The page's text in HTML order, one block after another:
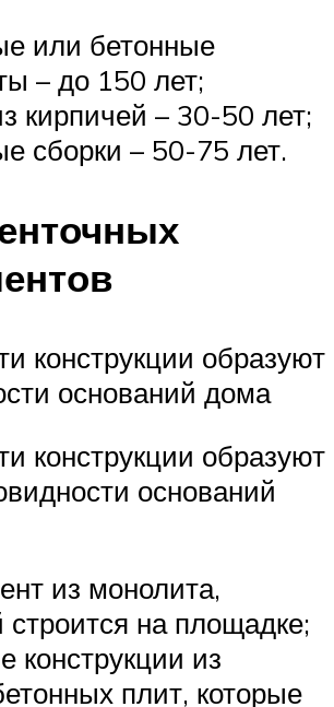
или бетонные
– до 150 лет;
кирпичей – 30-50 лет;
сборки – 50-75 лет.
конструкции образуют
оснований дома
конструкции образуют
оснований
из монолита,
строится на площадке;
конструкции из
плит, которые